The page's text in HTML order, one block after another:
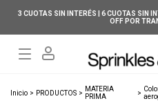
3 CUOTAS SIN INTERÉS | 6 CUOTAS SIN
OFF POR
Inicio > PRODUCTOS > MATERIA
PRIMA
>